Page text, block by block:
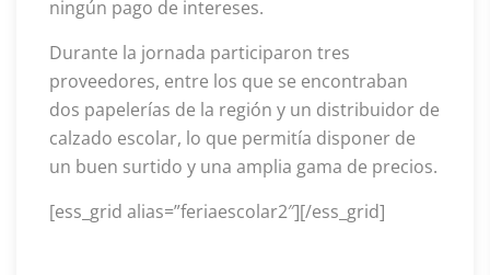
ningún pago de intereses.
Durante la jornada participaron tres
proveedores, entre los que se encontraban
dos papelerías de la región y un distribuidor de
calzado escolar, lo que permitía disponer de
un buen surtido y una amplia gama de precios.
[ess_grid alias=”feriaescolar2″][/ess_grid]